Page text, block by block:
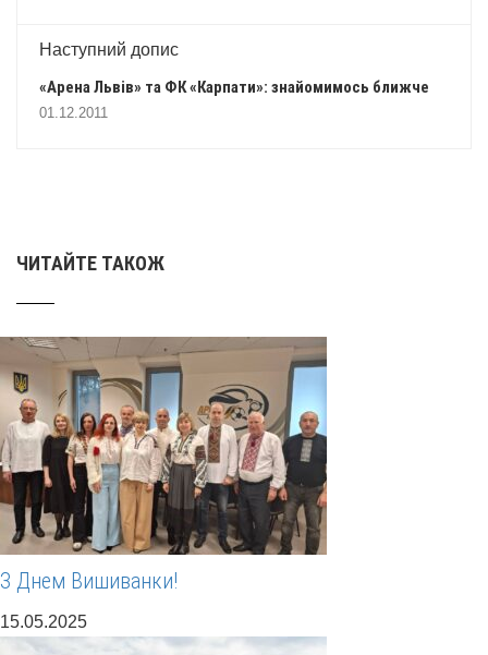
Наступний допис
«Арена Львів» та ФК «Карпати»: знайомимось ближче
01.12.2011
ЧИТАЙТЕ ТАКОЖ
З Днем Вишиванки!
15.05.2025